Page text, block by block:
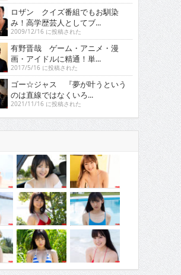
ロザン クイズ番組でもお馴染
み！高学歴芸人としてブ...
2009/12/16 に投稿された
有野晋哉 ゲーム・アニメ・漫
画・アイドルに精通！単...
2017/5/16 に投稿された
ゴー☆ジャス 『夢が叶うという
のは直線ではなくいろ...
2021/11/16 に投稿された